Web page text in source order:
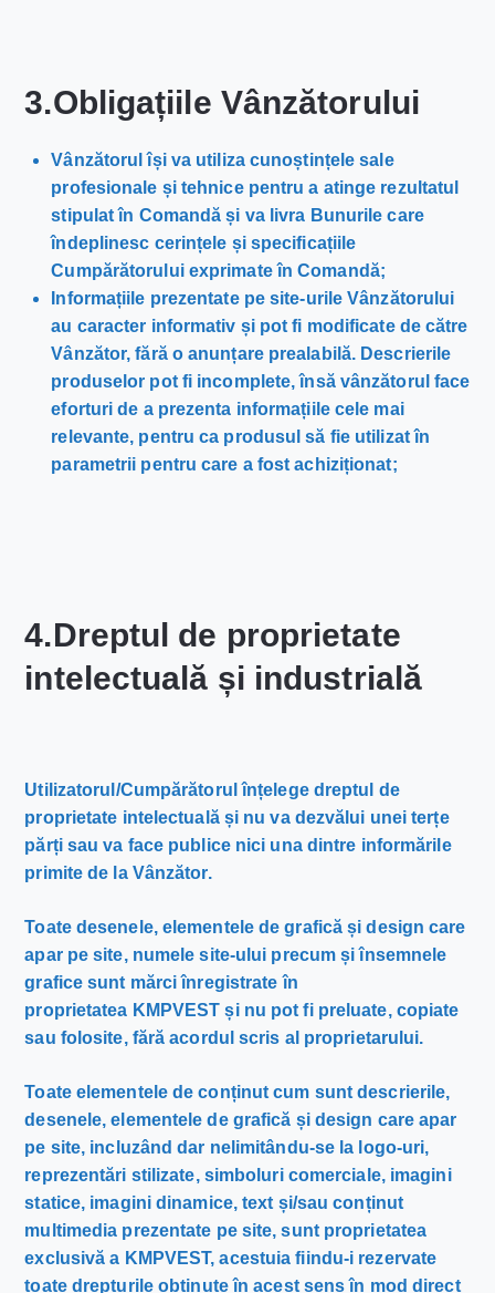
3.Obligațiile Vânzătorului
Vânzătorul își va utiliza cunoștințele sale
profesionale și tehnice pentru a atinge rezultatul
stipulat în Comandă și va livra Bunurile care
îndeplinesc cerințele și specificațiile
Cumpărătorului exprimate în Comandă;
Informațiile prezentate pe site-urile Vânzătorului
au caracter informativ și pot fi modificate de către
Vânzător, fără o anunțare prealabilă. Descrierile
produselor pot fi incomplete, însă vânzătorul face
eforturi de a prezenta informațiile cele mai
relevante, pentru ca produsul să fie utilizat în
parametrii pentru care a fost achiziționat;
4.Dreptul de proprietate
intelectuală și industrială
Utilizatorul/Cumpărătorul înțelege dreptul de
proprietate intelectuală și nu va dezvălui unei terțe
părți sau va face publice nici una dintre informările
primite de la Vânzător.
Toate desenele, elementele de grafică și design care
apar pe site, numele site-ului precum și însemnele
grafice sunt mărci înregistrate în
proprietatea KMPVEST și nu pot fi preluate, copiate
sau folosite, fără acordul scris al proprietarului.
Toate elementele de conținut cum sunt descrierile,
desenele, elementele de grafică și design care apar
pe site, incluzând dar nelimitându-se la logo-uri,
reprezentări stilizate, simboluri comerciale, imagini
statice, imagini dinamice, text și/sau conținut
multimedia prezentate pe site, sunt proprietatea
exclusivă a KMPVEST, acestuia fiindu-i rezervate
toate drepturile obținute în acest sens în mod direct